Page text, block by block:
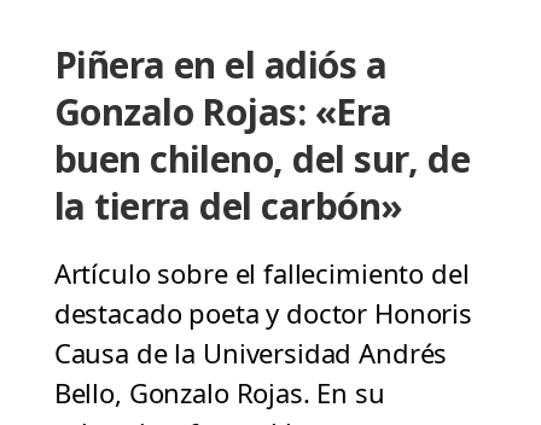
Piñera en el adiós a
Gonzalo Rojas: «Era
buen chileno, del sur, de
la tierra del carbón»
Artículo sobre el fallecimiento del
destacado poeta y doctor Honoris
Causa de la Universidad Andrés
Bello, Gonzalo Rojas. En su